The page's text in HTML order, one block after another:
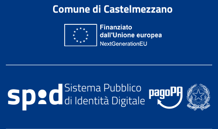
Comune di Castelmezzano